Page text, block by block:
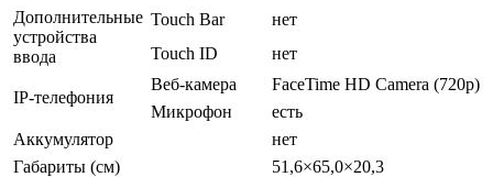
Дополнительные
устройства
ввода
Touch Bar
нет
Touch ID
нет
IP-телефония
Веб-камера
FaceTime HD Camera (720р)
Микрофон
есть
Аккумулятор
нет
Габариты (см)
51,6×65,0×20,3